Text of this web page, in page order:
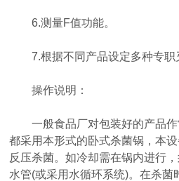
6.测量F值功能。
7.根据不同产品设定多种专职
操作说明：
一般食品厂对包装好的产品作
都采用本形式的卧式杀菌锅，本
反压杀菌。如冷却需在锅内进行
水管(或采用水循环系统)。在杀菌